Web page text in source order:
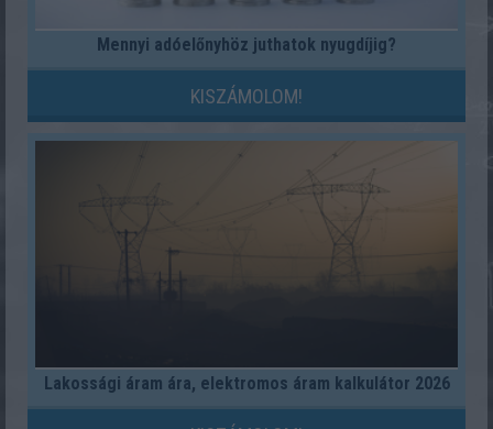
Mennyi adóelőnyhöz juthatok nyugdíjig?
KISZÁMOLOM!
Lakossági áram ára, elektromos áram kalkulátor 2026